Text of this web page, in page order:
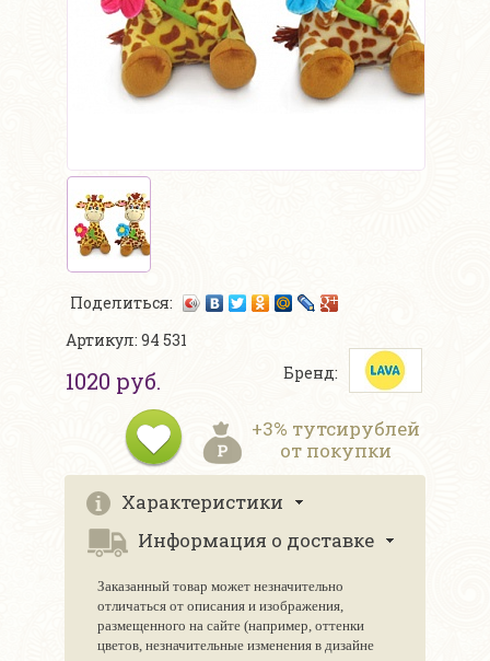
Поделиться:
Артикул: 94 531
1020 руб. Бренд:
+3% тутсирублей
от покупки
Характеристики
Информация о доставке
Заказанный товар может незначительно
отличаться от описания и изображения,
размещенного на сайте (например, оттенки
цветов, незначительные изменения в дизайне